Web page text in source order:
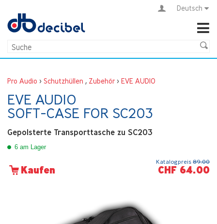
Deutsch
Pro Audio > Schutzhüllen , Zubehör > EVE AUDIO
EVE AUDIO
SOFT-CASE FOR SC203
Gepolsterte Transporttasche zu SC203
6 am Lager
Kaufen
Katalogpreis 89.00
CHF 64.00